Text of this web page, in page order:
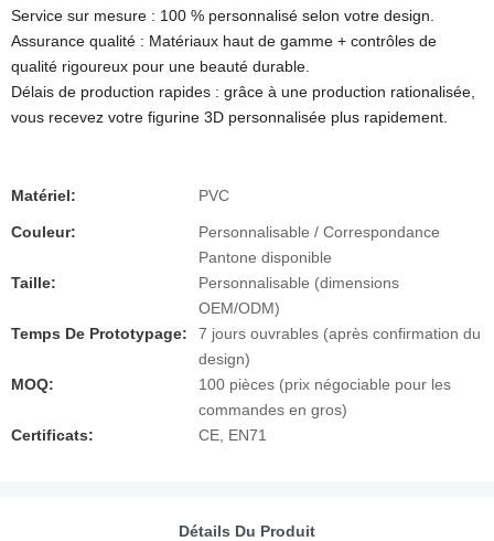
Service sur mesure : 100 % personnalisé selon votre design.
Assurance qualité : Matériaux haut de gamme + contrôles de
qualité rigoureux pour une beauté durable.
Délais de production rapides : grâce à une production rationalisée,
vous recevez votre figurine 3D personnalisée plus rapidement.
Matériel: PVC
Couleur:
Personnalisable / Correspondance
Pantone disponible
Taille:
Personnalisable (dimensions
OEM/ODM)
Temps De Prototypage:
7 jours ouvrables (après confirmation du
design)
MOQ:
100 pièces (prix négociable pour les
commandes en gros)
Certificats:
CE, EN71
Détails Du Produit